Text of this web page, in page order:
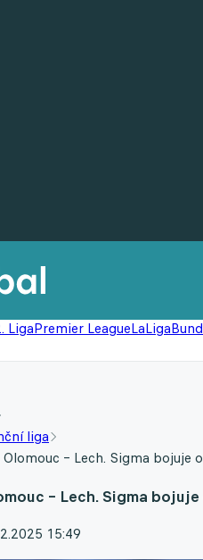
LigaPremier LeagueLaLiga
liga
Olomouc – Lech. Sigma
– Lech. Sigma
15:49